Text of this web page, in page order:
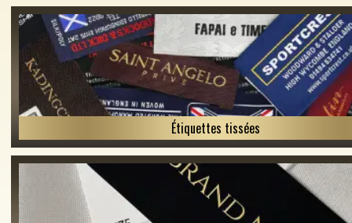
Étiquettes tissées